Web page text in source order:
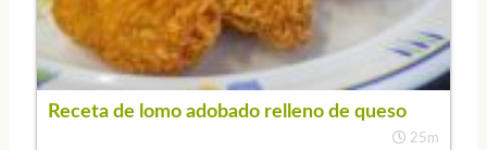
Receta de lomo adobado relleno de queso
25m